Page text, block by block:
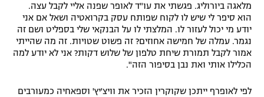
מלאגה ביורוליג. פגשתי את עו"ד לאופר שפנה אליי לקבל עצה.
הוא סיפר לי שיש לו לקוח שפותח עסק בקרואטיה ושאל אם אני
יודע מי יכול לעזור לו. המלצתי לו על הבנקאי שלי בספליט ושם זה
נגמר. עמלה של חמישה אחוזים? זה פשוט שטויות. זה מה שהייתי
אמור לקבל תמורת שיחת טלפון של שלוש דקות? אני לא יודע למה
הכלילו אותי ואת נבן בסיפור הזה".
לפי לאופרף ייתכן שקוקרין הזכיר את וויצ'יץ' וספאחיה כמעורבים